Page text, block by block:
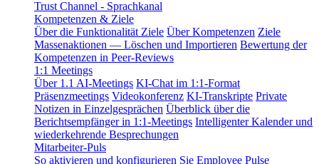
Trust Channel - Sprachkanal
Kompetenzen & Ziele
Über die Funktionalität Ziele Über Kompetenzen Ziele
Massenaktionen — Löschen und Importieren Bewertung der
Kompetenzen in Peer-Reviews
1:1 Meetings
Über 1.1 AI-Meetings KI-Chat im 1:1-Format
Präsenzmeetings Videokonferenz KI-Transkripte Private
Notizen in Einzelgesprächen Überblick über die
Berichtsempfänger in 1:1-Meetings Intelligenter Kalender und
wiederkehrende Besprechungen
Mitarbeiter-Puls
So aktivieren und konfigurieren Sie Employee Pulse